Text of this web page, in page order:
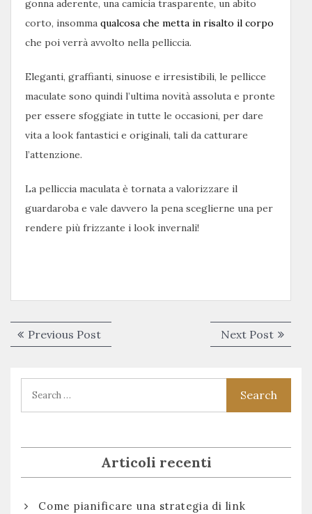
gonna aderente, una camicia trasparente, un abito
corto, insomma qualcosa che metta in risalto il corpo
che poi verrà avvolto nella pelliccia.
Eleganti, graffianti, sinuose e irresistibili, le pellicce
maculate sono quindi l’ultima novità assoluta e pronte
per essere sfoggiate in tutte le occasioni, per dare
vita a look fantastici e originali, tali da catturare
l’attenzione.
La pelliccia maculata è tornata a valorizzare il
guardaroba e vale davvero la pena sceglierne una per
rendere più frizzante i look invernali!
Navigazione
articoli
Previous PostPrevious
post:
Next PostNext
post:
Articoli recenti
Come pianificare una strategia di link